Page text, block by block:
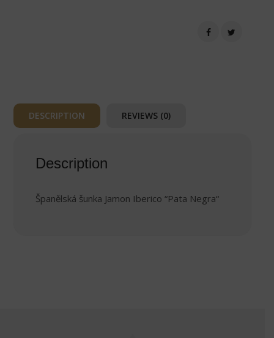
DESCRIPTION REVIEWS (0)
Description
Španělská šunka Jamon Iberico “Pata Negra“